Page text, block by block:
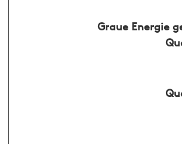
Graue Energie